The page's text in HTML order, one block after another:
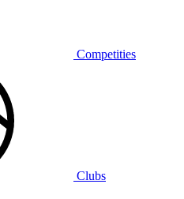
Competities
Clubs